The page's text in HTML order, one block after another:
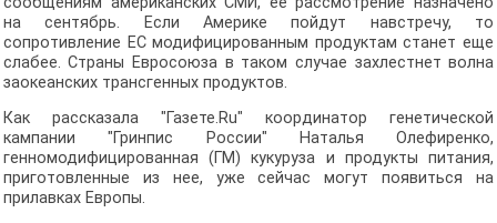
на сентябрь. Если Америке пойдут навстречу, то
сопротивление ЕС модифицированным продуктам станет еще
слабее. Страны Евросоюза в таком случае захлестнет волна
заокеанских трансгенных продуктов.
Как рассказала "Газете.Ru" координатор генетической
кампании "Гринпис России" Наталья Олефиренко,
генномодифицированная (ГМ) кукуруза и продукты питания,
приготовленные из нее, уже сейчас могут появиться на
прилавках Европы.